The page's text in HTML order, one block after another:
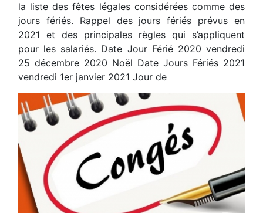
la liste des fêtes légales considérées comme des
jours fériés. Rappel des jours fériés prévus en
2021 et des principales règles qui s’appliquent
pour les salariés. Date Jour Férié 2020 vendredi
25 décembre 2020 Noël Date Jours Fériés 2021
vendredi 1er janvier 2021 Jour de